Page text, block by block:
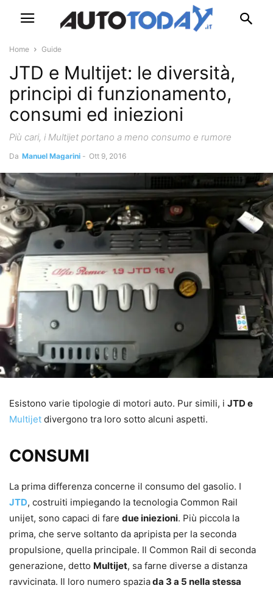
Home Guide
JTD e Multijet: le diversità,
principi di funzionamento,
consumi ed iniezioni
Più cari, i Multijet portano a meno consumo e rumore
Da Manuel Magarini - Ott 9, 2016
Esistono varie tipologie di motori auto. Pur simili, i JTD e
Multijet divergono tra loro sotto alcuni aspetti.
CONSUMI
La prima differenza concerne il consumo del gasolio. I
JTD, costruiti impiegando la tecnologia Common Rail
unijet, sono capaci di fare due iniezioni. Più piccola la
prima, che serve soltanto da apripista per la seconda
propulsione, quella principale. Il Common Rail di seconda
generazione, detto Multijet, sa farne diverse a distanza
ravvicinata. Il loro numero spaziada 3 a 5 nella stessa